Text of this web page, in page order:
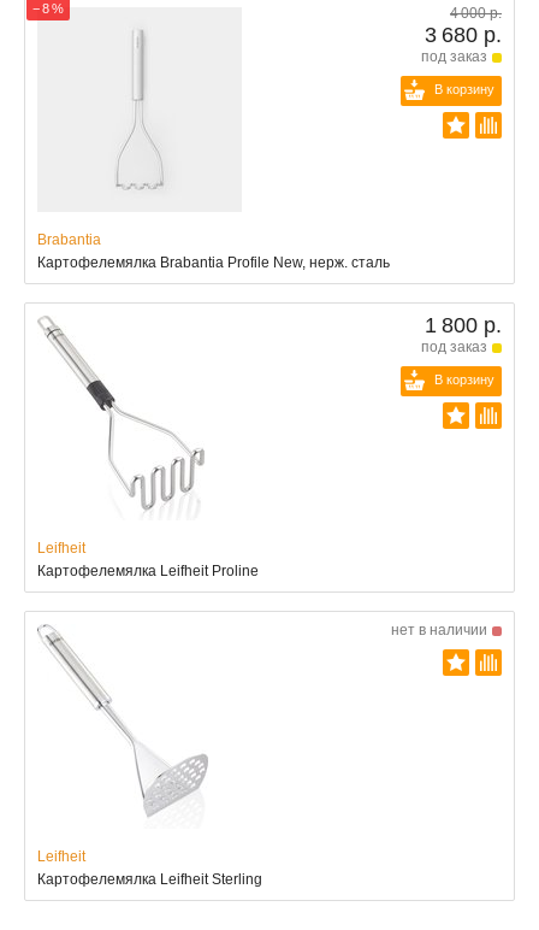
− 8 % 4 000 р.
3 680 р.
под заказ
В корзину
Brabantia
Картофелемялка Brabantia Profile New, нерж. сталь
1 800 р.
под заказ
В корзину
Leifheit
Картофелемялка Leifheit Proline
нет в наличии
Leifheit
Картофелемялка Leifheit Sterling